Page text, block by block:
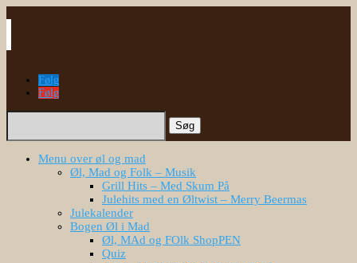
Følg
Følg
Søg
Menu over øl og mad
Øl, Mad og Folk – Musik
Grill Hits – Med Skum På
Julehits med en Øltwist – Merry Beermas
Julekalender
Bogen Øl i Mad
Øl, MAd og FOlk ShopPEN
Quiz